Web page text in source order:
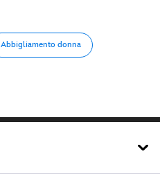
Abbigliamento donna